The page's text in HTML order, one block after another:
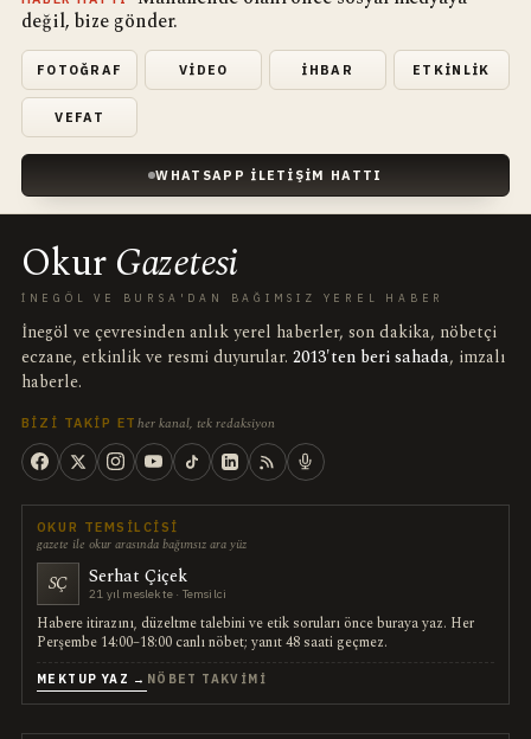
değil, bize gönder.
FOTOĞRAF VIDEO İHBAR ETKINLIK
VEFAT
WHATSAPP İLETIŞIM HATTI
OkurGazetesi
İNEGÖL VE BURSA'DAN BAĞIMSIZ YEREL HABER
İnegöl ve çevresinden anlık yerel haberler, son dakika, nöbetçi
eczane, etkinlik ve resmi duyurular. 2013'ten beri sahada, imzalı
haberle.
BIZI TAKIP ET her kanal, tek redaksiyon
OKUR TEMSILCISI
gazete ile okur arasında bağımsız ara yüz
SÇ Serhat Çiçek
21 yıl meslekte · Temsilci
Habere itirazını, düzeltme talebini ve etik soruları önce buraya yaz. Her
Perşembe 14:00–18:00 canlı nöbet; yanıt 48 saati geçmez.
MEKTUP YAZ → NÖBET TAKVIMI